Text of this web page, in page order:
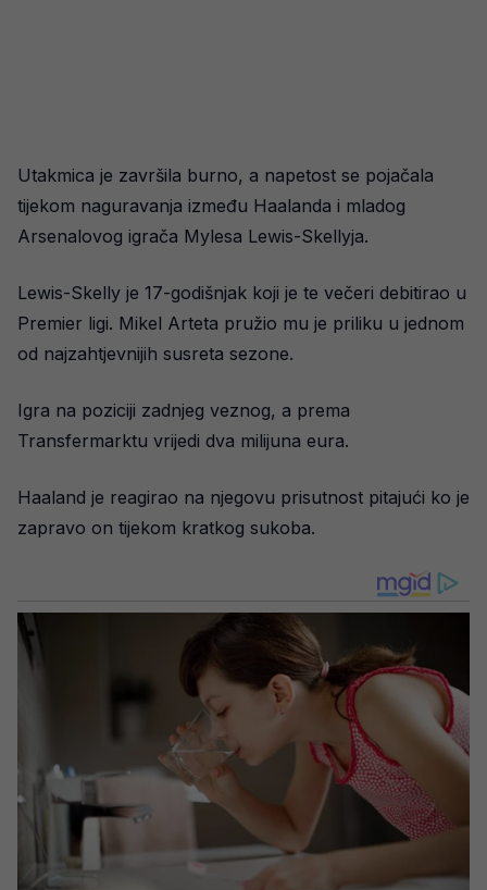
Utakmica je završila burno, a napetost se pojačala
tijekom naguravanja između Haalanda i mladog
Arsenalovog igrača Mylesa Lewis-Skellyja.
Lewis-Skelly je 17-godišnjak koji je te večeri debitirao u
Premier ligi. Mikel Arteta pružio mu je priliku u jednom
od najzahtjevnijih susreta sezone.
Igra na poziciji zadnjeg veznog, a prema
Transfermarktu vrijedi dva milijuna eura.
Haaland je reagirao na njegovu prisutnost pitajući ko je
zapravo on tijekom kratkog sukoba.